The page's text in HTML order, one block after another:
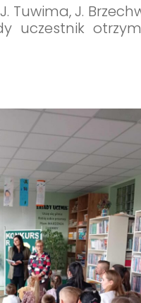
Tuwima, J.
uczestnik